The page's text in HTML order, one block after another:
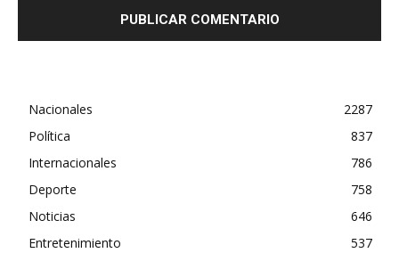
Nacionales
2287
Política
837
Internacionales
786
Deporte
758
Noticias
646
Entretenimiento
537